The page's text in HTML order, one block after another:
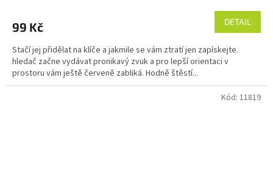
99 Kč DETAIL
Stačí jej přidělat na klíče a jakmile se vám ztratí jen zapískejte.
hledač začne vydávat pronikavý zvuk a pro lepší orientaci v
prostoru vám ještě červeně zabliká. Hodně štěstí...
Kód: 11819